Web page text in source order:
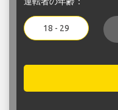
18 - 29